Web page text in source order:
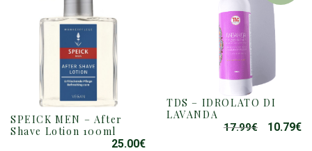
SPEICK MEN – After
Shave Lotion 100ml
25.00€
TDS – IDROLATO DI
LAVANDA
17.99€
IL
10.79€IL